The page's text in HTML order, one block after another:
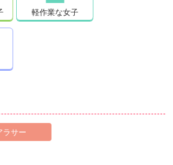
軽作業な女子
サー